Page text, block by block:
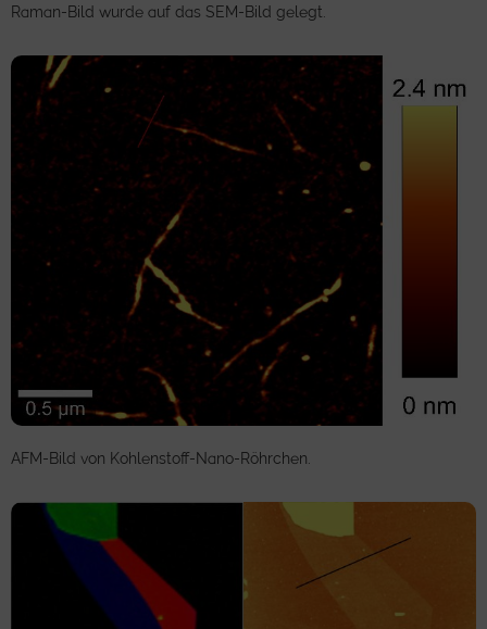
Raman-Bild wurde auf das SEM-Bild gelegt.
AFM-Bild von Kohlenstoff-Nano-Röhrchen.